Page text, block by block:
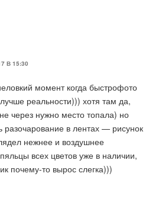
В 15:30
момент когда быстрофото
реальности))) хотя там да,
через нужно место топала) но
разочарование в лентах — рисунок
нежнее и воздушнее
всех цветов уже в наличии,
почему-то вырос слегка)))